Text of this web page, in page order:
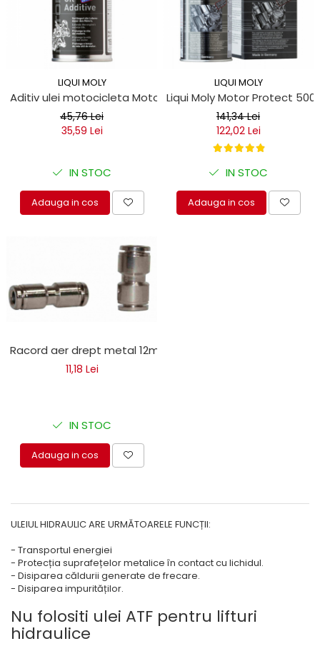
LIQUI MOLY
Aditiv ulei motocicleta Motorbike Liqui Moly 125ml
45,76 Lei
35,59 Lei
IN STOC
Adauga in cos
LIQUI MOLY
Liqui Moly Motor Protect
141,34 Lei
122,02 Lei
IN STOC
Adauga in cos
Racord aer drept metal 12mm
11,18 Lei
IN STOC
Adauga in cos
ULEIUL HIDRAULIC ARE URMĂTOARELE FUNCȚII:
- Transportul energiei
- Protecția suprafețelor metalice în contact cu lichidul.
- Disiparea căldurii generate de frecare.
- Disiparea impurităților.
Nu folositi ulei ATF pentru lifturi
hidraulice